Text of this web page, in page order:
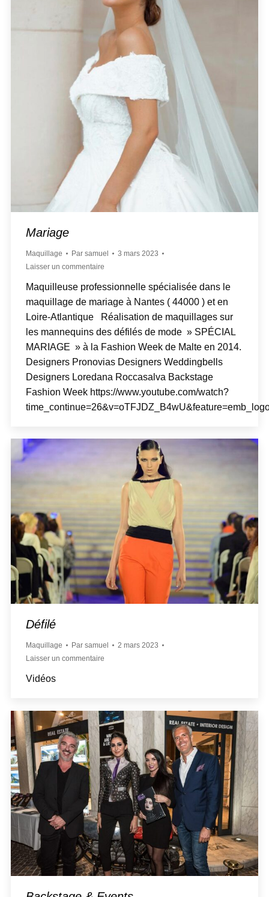
Mariage
Maquillage Par samuel
3 mars 2023
Laisser un commentaire
Maquilleuse professionnelle spécialisée dans le
maquillage de mariage à Nantes ( 44000 ) et en
Loire-Atlantique Réalisation de maquillages sur
les mannequins des défilés de mode » SPÉCIAL
MARIAGE » à la Fashion Week de Malte en 2014.
Designers Pronovias Designers Weddingbells
Designers Loredana Roccasalva Backstage
Fashion Week https://www.youtube.com/watch?
Défilé
Maquillage Par samuel
2 mars 2023
Laisser un commentaire
Vidéos